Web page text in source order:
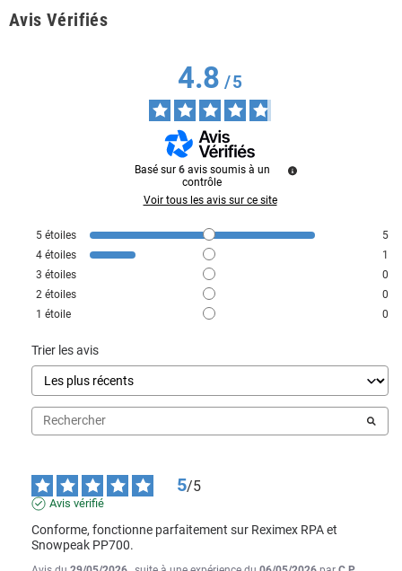
Avis Vérifiés
4.8/5
Basé sur 6 avis soumis à un
contrôle
Voir tous les avis sur ce site
5 étoiles
5
4 étoiles
1
3 étoiles
0
2 étoiles
0
1 étoile 0
Trier les avis
5/5
Avis vérifié
Conforme, fonctionne parfaitement sur Reximex RPA et
Snowpeak PP700.